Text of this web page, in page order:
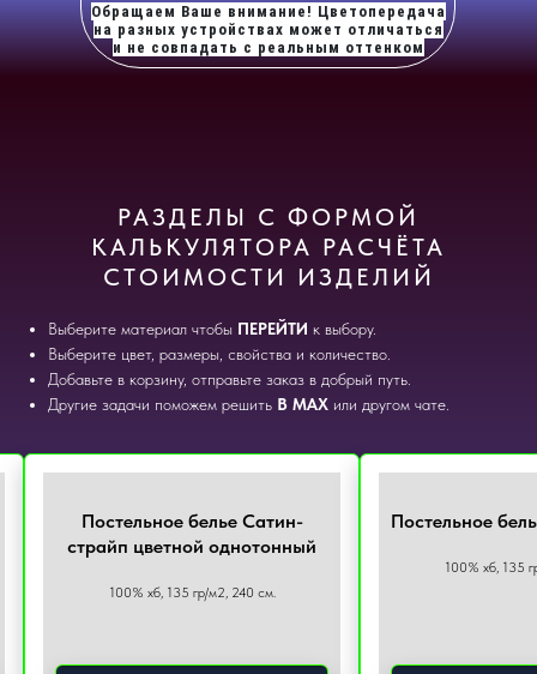
Обращаем Ваше внимание! Цветопередача
на разных устройствах может отличаться
и не совпадать с реальным оттенком
РАЗДЕЛЫ С ФОРМОЙ
КАЛЬКУЛЯТОРА РАСЧЁТА
СТОИМОСТИ ИЗДЕЛИЙ
Выберите материал чтобы ПЕРЕЙТИ к выбору.
Выберите цвет, размеры, свойства и количество.
Добавьте в корзину, отправьте заказ в добрый путь.
Другие задачи поможем решить В МАХ или другом чате.
Постельное белье Сатин-
страйп цветной однотонный
100% хб, 135 гр/м2, 240 см.
Постельное
100% хб, 135